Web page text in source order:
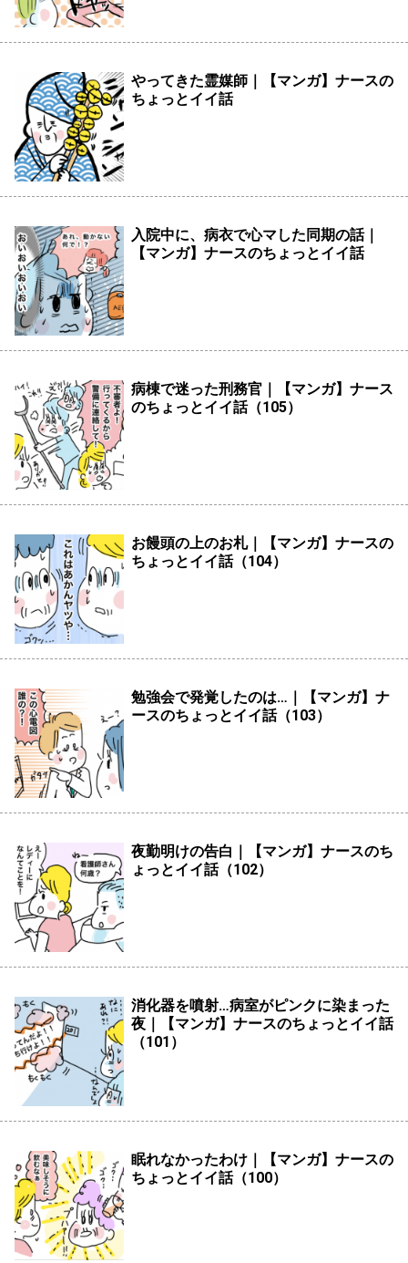
やってきた霊媒師｜【マンガ】ナースの
ちょっとイイ話
入院中に、病衣で心マした同期の話｜
【マンガ】ナースのちょっとイイ話
病棟で迷った刑務官｜【マンガ】ナース
のちょっとイイ話（105）
お饅頭の上のお札｜【マンガ】ナースの
ちょっとイイ話（104）
勉強会で発覚したのは…｜【マンガ】ナ
ースのちょっとイイ話（103）
夜勤明けの告白｜【マンガ】ナースのち
ょっとイイ話（102）
消化器を噴射…病室がピンクに染まった
夜｜【マンガ】ナースのちょっとイイ話
（101）
眠れなかったわけ｜【マンガ】ナースの
ちょっとイイ話（100）